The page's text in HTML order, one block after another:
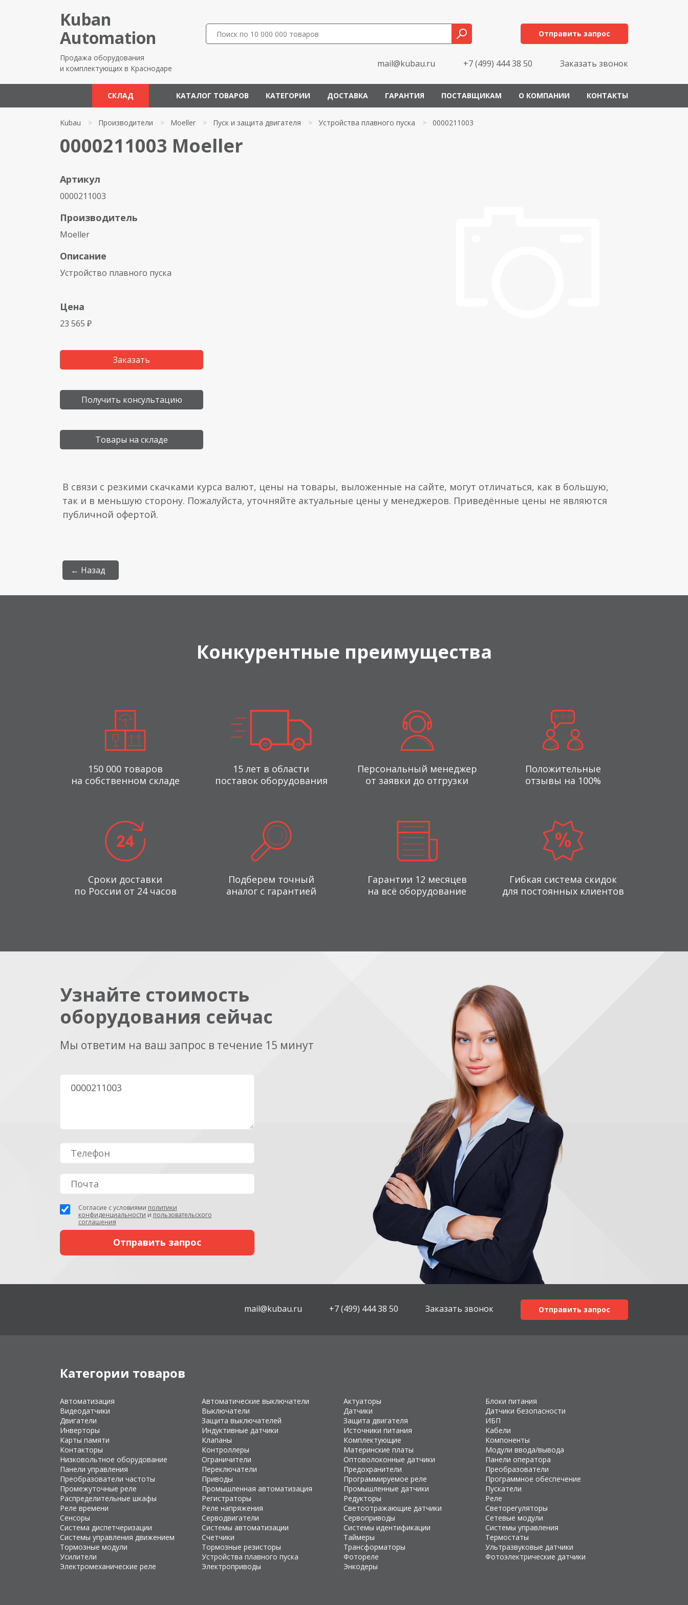
Kuban
Automation
Продажа оборудования
и комплектующих в Краснодаре
Отправить запрос
mail@kubau.ru +7 (499) 444 38 50 Заказать звонок
СКЛАД КАТАЛОГ ТОВАРОВ КАТЕГОРИИ ДОСТАВКА ГАРАНТИЯ ПОСТАВЩИКАМ О КОМПАНИИ КОНТАКТЫ
Kubau > Производители > Moeller > Пуск и защита двигателя > Устройства плавного пуска > 0000211003
0000211003 Moeller
Артикул
0000211003
Производитель
Moeller
Описание
Устройство плавного пуска
Цена
23 565 ₽
Заказать
Получить консультацию
Товары на складе
В связи с резкими скачками курса валют, цены на товары, выложенные на сайте, могут отличаться, как в большую,
так и в меньшую сторону. Пожалуйста, уточняйте актуальные цены у менеджеров. Приведённые цены не являются
публичной офертой.
← Назад
Конкурентные преимущества
150 000 товаров
на собственном складе
15 лет в области
поставок оборудования
Персональный менеджер
от заявки до отгрузки
Положительные
отзывы на 100%
Сроки доставки
по России от 24 часов
Подберем точный
аналог с гарантией
Гарантии 12 месяцев
на всё оборудование
Гибкая система скидок
для постоянных клиентов
Узнайте стоимость
оборудования сейчас
Мы ответим на ваш запрос в течение 15 минут
Согласие с условиями политики
конфиденциальности и пользовательского
соглашения
mail@kubau.ru +7 (499) 444 38 50 Заказать звонок Отправить запрос
Категории товаров
Автоматизация Автоматические выключатели Актуаторы
Блоки питания
Видеодатчики
Выключатели Датчики
Датчики безопасности
Двигатели
Защита выключателей Защита двигателя
ИБП
Инверторы
Индуктивные датчики Источники питания
Кабели
Карты памяти
Клапаны Комплектующие
Компоненты
Контакторы
Контроллеры Материнские платы
Модули ввода/вывода
Низковольтное оборудование
Ограничители Оптоволоконные датчики
Панели оператора
Панели управления
Переключатели Предохранители
Преобразователи
Преобразователи частоты
Приводы Программируемое реле
Программное обеспечение
Промежуточные реле
Промышленная автоматизация Промышленные датчики
Пускатели
Распределительные шкафы
Регистраторы Редукторы
Реле
Реле времени
Реле напряжения Светоотражающие датчики
Светорегуляторы
Сенсоры
Серводвигатели Сервоприводы
Сетевые модули
Система диспетчеризации
Системы автоматизации Системы идентификации
Системы управления
Системы управления движением
Счетчики Таймеры
Термостаты
Тормозные модули
Тормозные резисторы Трансформаторы
Ультразвуковые датчики
Усилители
Устройства плавного пуска Фотореле
Фотоэлектрические датчики
Электромеханические реле
Электроприводы Энкодеры